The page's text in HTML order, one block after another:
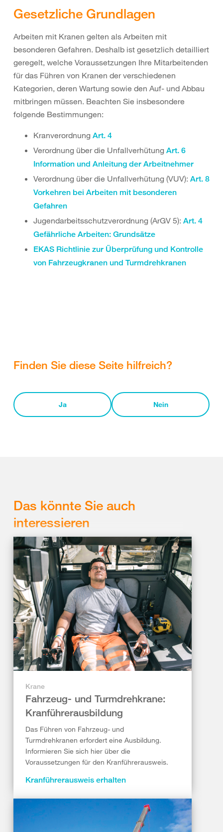
Gesetzliche Grundlagen
Arbeiten mit Kranen gelten als Arbeiten mit
besonderen Gefahren. Deshalb ist gesetzlich detailliert
geregelt, welche Voraussetzungen Ihre Mitarbeitenden
für das Führen von Kranen der verschiedenen
Kategorien, deren Wartung sowie den Auf- und Abbau
mitbringen müssen. Beachten Sie insbesondere
folgende Bestimmungen:
Kranverordnung Art. 4
Verordnung über die Unfallverhütung Art. 6
Information und Anleitung der Arbeitnehmer
Verordnung über die Unfallverhütung (VUV): Art. 8
Vorkehren bei Arbeiten mit besonderen
Gefahren
Jugendarbeitsschutzverordnung (ArGV 5): Art. 4
Gefährliche Arbeiten: Grundsätze
EKAS Richtlinie zur Überprüfung und Kontrolle
von Fahrzeugkranen und Turmdrehkranen
Finden Sie diese Seite hilfreich?
Ja Nein
Das könnte Sie auch
interessieren
Krane
Fahrzeug- und Turmdrehkrane:
Kranführerausbildung
Das Führen von Fahrzeug- und
Turmdrehkranen erfordert eine Ausbildung.
Informieren Sie sich hier über die
Voraussetzungen für den Kranführerausweis.
Kranführerausweis erhalten